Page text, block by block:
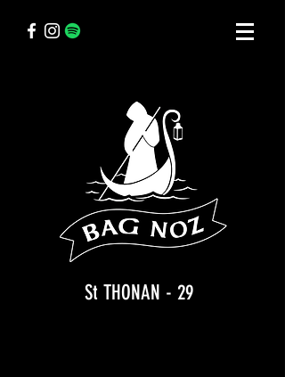
St THONAN - 29